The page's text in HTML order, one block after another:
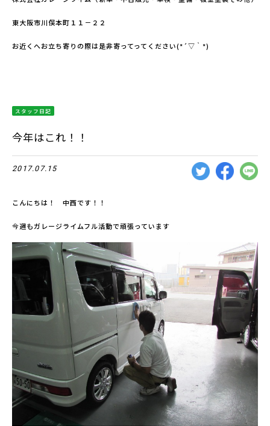
東大阪市川俣本町１１－２２
お近くへお立ち寄りの際は是非寄ってってください(*´▽｀*)
スタッフ日記
今年はこれ！！
2017.07.15
こんにちは！ 中西です！！
今週もガレージライムフル活動で頑張っています